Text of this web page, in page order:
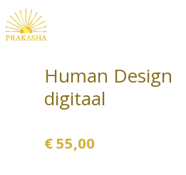
Human Design
digitaal
€ 55,00